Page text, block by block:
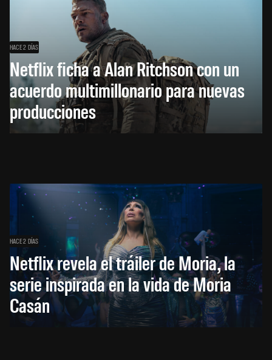
HACE 2 DÍAS
Netflix ficha a Alan Ritchson con un
acuerdo multimillonario para nuevas
producciones
HACE 2 DÍAS
Netflix revela el tráiler de Moria, la
serie inspirada en la vida de Moria
Casán